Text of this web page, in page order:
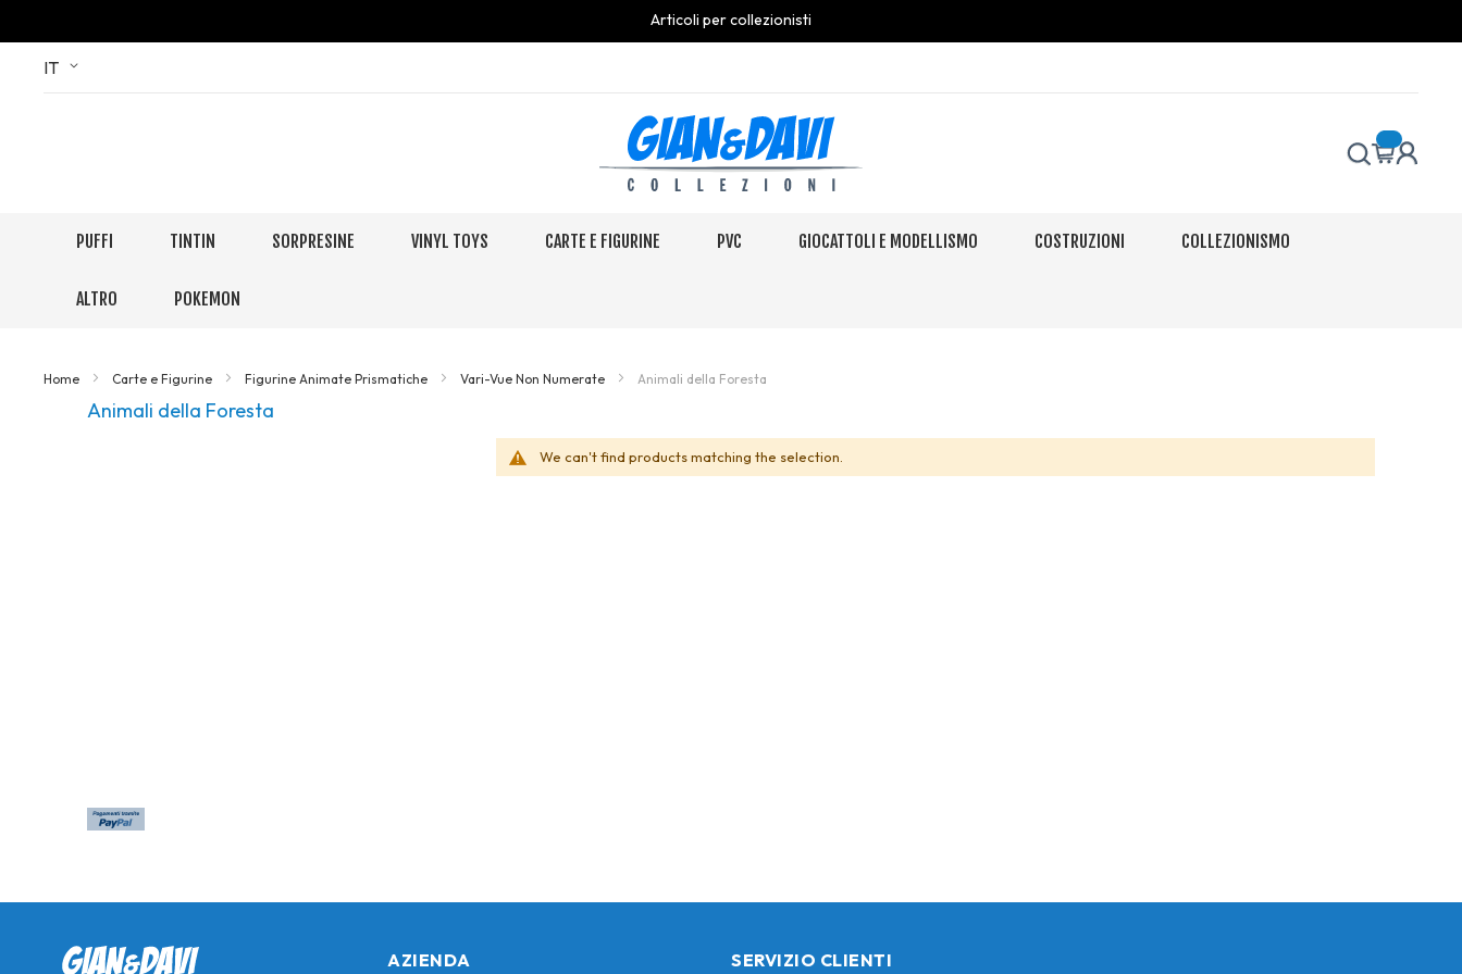
Articoli per collezionisti
Skip
Language
IT
PUFFI TINTIN SORPRESINE VINYL TOYS CARTE E FIGURINE PVC GIOCATTOLI E MODELLISMO COSTRUZIONI COLLEZIONISMO
ALTRO POKEMON
Home Carte e Figurine Figurine Animate Prismatiche Vari-Vue Non Numerate Animali della Foresta
Animali della Foresta
We can't find products matching the selection.
AZIENDA SERVIZIO CLIENTI